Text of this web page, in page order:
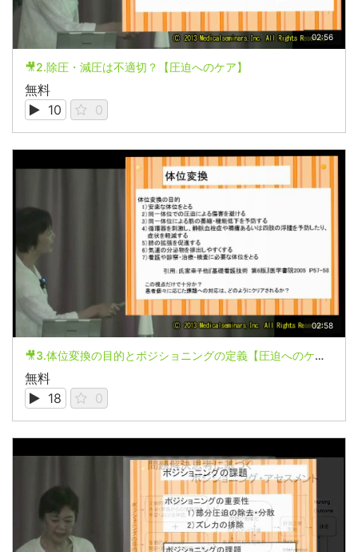
02:56
🎥2.除圧・減圧は不適切？【圧迫へのケア】
無料
10
0
02:58
🎥3.体位変換の目的とポジショニングの定義【圧迫へのケア】
無料
18
0